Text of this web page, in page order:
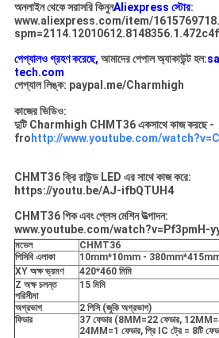
অনলাইন থেকে সরাসরি কিনুনAliexpress স্টোর:
www.aliexpress.com/item/
পেপ্যালও গ্রহণ করেছে, আমাদের পেপাল অ্যাকাউন্ট হল:
tech.com
পেপ্যাল ​​লিঙ্ক: paypal.me/Charmhigh
কাজের ভিডিও:
দুটি Charmhigh CHMT36 একসাথে কাজ করছে -
fro http://www.youtube.com/
CHMT36 ক্রি রাউন্ড LED এর সাথে কাজ করে:
https://youtu.be/AJ-ifbQTUH4
CHMT36 পিক এবং প্লেস মেশিন উত্পাদন:
www.youtube.com/watch?v=Pf3pmH-
মডেল
CHMT36
পিসিবি এলাকা
10mm*10mm -
XY অক্ষ ভ্রমণ
420*460 মিমি
Z অক্ষ চলন্ত
পরিসীমা
15 মিমি
অগ্রভাগ
2 পিসি (জুকি অগ্রভাগ)
ফিডার
37 ফেডার (8MM=22 ফেডার,
24MM=1 ফেডার, প্রি IC ট্রে = 8টি